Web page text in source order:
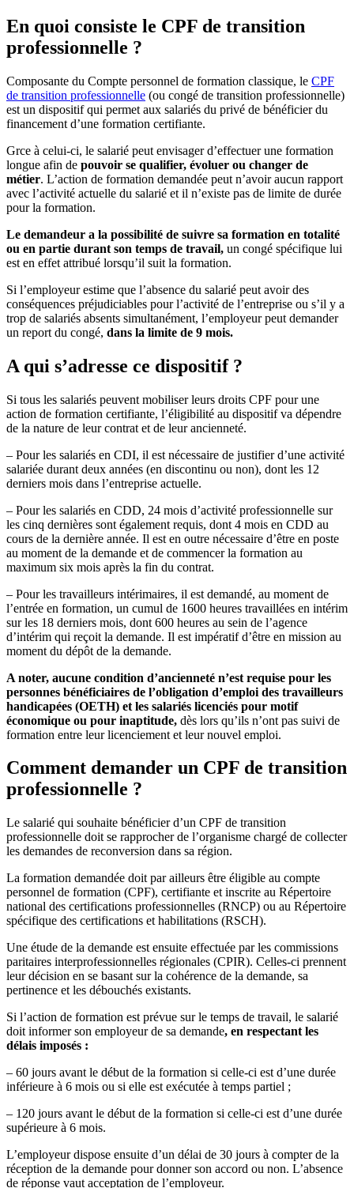
En quoi consiste le CPF de transition
professionnelle ?
Composante du Compte personnel de formation classique, le CPF
de transition professionnelle (ou congé de transition professionnelle)
est un dispositif qui permet aux salariés du privé de bénéficier du
financement d’une formation certifiante.
Grce à celui-ci, le salarié peut envisager d’effectuer une formation
longue afin de pouvoir se qualifier, évoluer ou changer de
métier. L’action de formation demandée peut n’avoir aucun rapport
avec l’activité actuelle du salarié et il n’existe pas de limite de durée
pour la formation.
Le demandeur a la possibilité de suivre sa formation en totalité
ou en partie durant son temps de travail, un congé spécifique lui
est en effet attribué lorsqu’il suit la formation.
Si l’employeur estime que l’absence du salarié peut avoir des
conséquences préjudiciables pour l’activité de l’entreprise ou s’il y a
trop de salariés absents simultanément, l’employeur peut demander
un report du congé, dans la limite de 9 mois.
A qui s’adresse ce dispositif ?
Si tous les salariés peuvent mobiliser leurs droits CPF pour une
action de formation certifiante, l’éligibilité au dispositif va dépendre
de la nature de leur contrat et de leur ancienneté.
– Pour les salariés en CDI, il est nécessaire de justifier d’une activité
salariée durant deux années (en discontinu ou non), dont les 12
derniers mois dans l’entreprise actuelle.
– Pour les salariés en CDD, 24 mois d’activité professionnelle sur
les cinq dernières sont également requis, dont 4 mois en CDD au
cours de la dernière année. Il est en outre nécessaire d’être en poste
au moment de la demande et de commencer la formation au
maximum six mois après la fin du contrat.
– Pour les travailleurs intérimaires, il est demandé, au moment de
l’entrée en formation, un cumul de 1600 heures travaillées en intérim
sur les 18 derniers mois, dont 600 heures au sein de l’agence
d’intérim qui reçoit la demande. Il est impératif d’être en mission au
moment du dépôt de la demande.
A noter, aucune condition d’ancienneté n’est requise pour les
personnes bénéficiaires de l’obligation d’emploi des travailleurs
handicapées (OETH) et les salariés licenciés pour motif
économique ou pour inaptitude, dès lors qu’ils n’ont pas suivi de
formation entre leur licenciement et leur nouvel emploi.
Comment demander un CPF de transition
professionnelle ?
Le salarié qui souhaite bénéficier d’un CPF de transition
professionnelle doit se rapprocher de l’organisme chargé de collecter
les demandes de reconversion dans sa région.
La formation demandée doit par ailleurs être éligible au compte
personnel de formation (CPF), certifiante et inscrite au Répertoire
national des certifications professionnelles (RNCP) ou au Répertoire
spécifique des certifications et habilitations (RSCH).
Une étude de la demande est ensuite effectuée par les commissions
paritaires interprofessionnelles régionales (CPIR). Celles-ci prennent
leur décision en se basant sur la cohérence de la demande, sa
pertinence et les débouchés existants.
Si l’action de formation est prévue sur le temps de travail, le salarié
doit informer son employeur de sa demande, en respectant les
délais imposés :
– 60 jours avant le début de la formation si celle-ci est d’une durée
inférieure à 6 mois ou si elle est exécutée à temps partiel ;
– 120 jours avant le début de la formation si celle-ci est d’une durée
supérieure à 6 mois.
L’employeur dispose ensuite d’un délai de 30 jours à compter de la
réception de la demande pour donner son accord ou non. L’absence
de réponse vaut acceptation de l’employeur.